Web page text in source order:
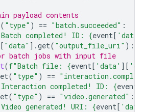
payload contents
( "type" ) == "batch.succeeded" :
completed! ID: {event[ 'data'
[ "data" ] .get( "output_file_uri" ):
batch jobs with input file
(f"Batch file: {event[ 'data' ][
( "type" ) ==
completed! ID: {event
( "type" ) == "video.generated" :
generated! URI: {event[